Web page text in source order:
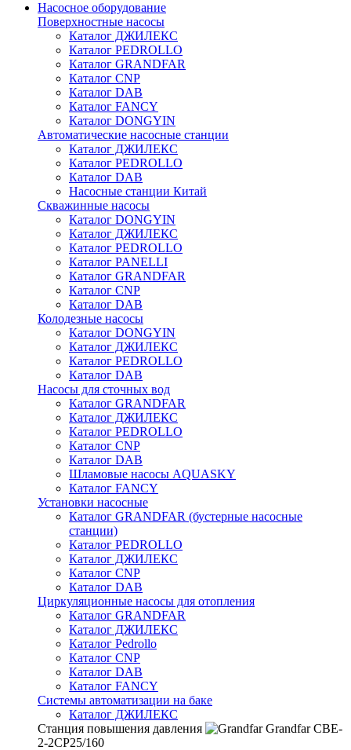
Насосное оборудование
Поверхностные насосы
Каталог ДЖИЛЕКС
Каталог PEDROLLO
Каталог GRANDFAR
Каталог CNP
Каталог DAB
Каталог FANCY
Каталог DONGYIN
Автоматические насосные станции
Каталог ДЖИЛЕКС
Каталог PEDROLLO
Каталог DAB
Насосные станции Китай
Скважинные насосы
Каталог DONGYIN
Каталог ДЖИЛЕКС
Каталог PEDROLLO
Каталог PANELLI
Каталог GRANDFAR
Каталог CNP
Каталог DAB
Колодезные насосы
Каталог DONGYIN
Каталог ДЖИЛЕКС
Каталог PEDROLLO
Каталог DAB
Насосы для сточных вод
Каталог GRANDFAR
Каталог ДЖИЛЕКС
Каталог PEDROLLO
Каталог CNP
Каталог DAB
Шламовые насосы AQUASKY
Каталог FANCY
Установки насосные
Каталог GRANDFAR (бустерные насосные
станции)
Каталог PEDROLLO
Каталог ДЖИЛЕКС
Каталог CNP
Каталог DAB
Циркуляционные насосы для отопления
Каталог GRANDFAR
Каталог ДЖИЛЕКС
Каталог Pedrollo
Каталог CNP
Каталог DAB
Каталог FANCY
Системы автоматизации на баке
Каталог ДЖИЛЕКС
Станция повышения давления
Grandfar CBE-
2-2CP25/160